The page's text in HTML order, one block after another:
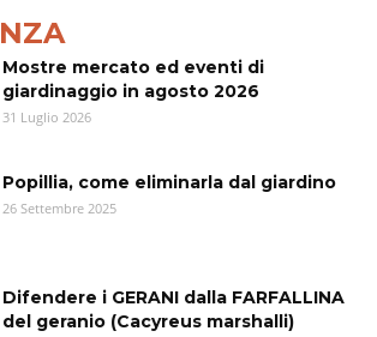
Mostre mercato ed eventi di
giardinaggio in agosto 2026
31 Luglio 2026
Popillia, come eliminarla dal giardino
26 Settembre 2025
Difendere i GERANI dalla FARFALLINA
del geranio (Cacyreus marshalli)